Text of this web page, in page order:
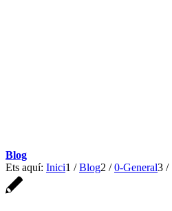
Blog
Ets aquí: Inici1 / Blog2 / 0-General3 /